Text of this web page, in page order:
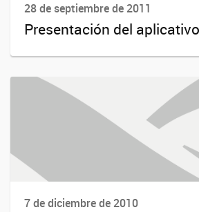
28 de septiembre de 2011
Presentación del
7 de diciembre de 2010